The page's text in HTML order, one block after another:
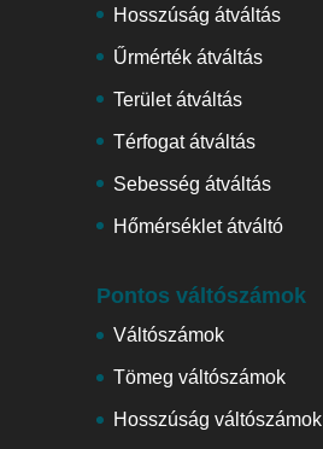
Hosszúság átváltás
Űrmérték átváltás
Terület átváltás
Térfogat átváltás
Sebesség átváltás
Hőmérséklet átváltó
Pontos váltószámok
Váltószámok
Tömeg váltószámok
Hosszúság váltószámok